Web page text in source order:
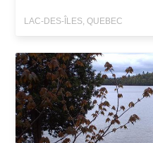
LAC-DES-ÎLES, QUEBEC